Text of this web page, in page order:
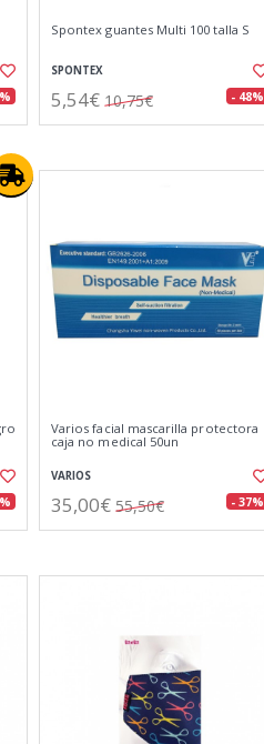
Spontex guantes Multi 100 talla S
SPONTEX
5,54€ 10,75€ - 48%
Varios facial mascarilla protectora
caja no medical 50un
VARIOS
35,00€ 55,50€ - 37%